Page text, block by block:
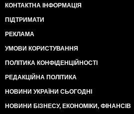
КОНТАКТНА ІНФОРМАЦІЯ
ПІДТРИМАТИ
РЕКЛАМА
УМОВИ КОРИСТУВАННЯ
ПОЛІТИКА КОНФІДЕНЦІЙНОСТІ
РЕДАКЦІЙНА ПОЛІТИКА
НОВИНИ УКРАЇНИ СЬОГОДНІ
НОВИНИ БІЗНЕСУ, ЕКОНОМІКИ, ФІНАНСІВ